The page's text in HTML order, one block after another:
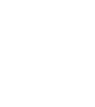
Gefühle zwischen
Joshua allmählich
Herz. Wird es ihnen
ohne dabei zu weit zu